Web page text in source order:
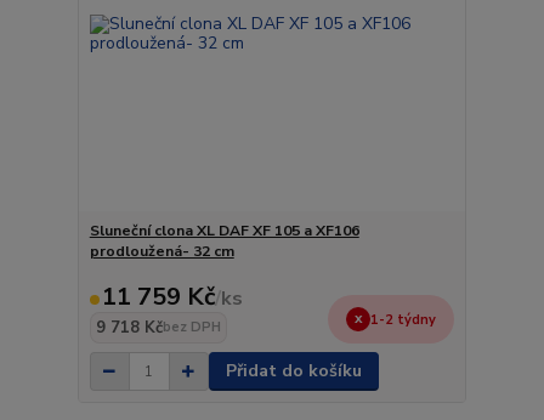
Sluneční clona XL DAF XF 105 a XF106
prodloužená- 32 cm
11 759 Kč/ks
9 718 Kčbez DPH 1-2 týdny
Přidat do košíku